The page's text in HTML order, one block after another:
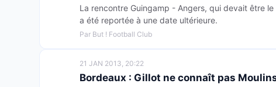
La rencontre Guingamp - Angers, qui devait être
a été reportée à une date ultérieure.
Par But ! Football Club
21 JAN 2013, 20:22
Bordeaux : Gillot ne connaît pas